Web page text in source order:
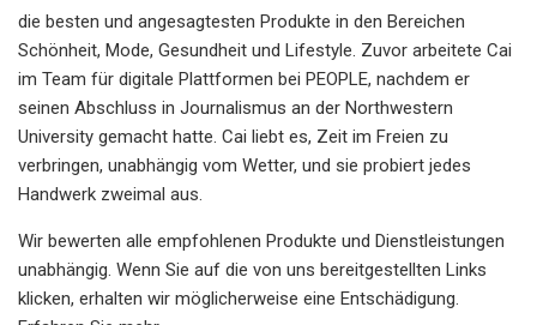
die besten und angesagtesten Produkte in den Bereichen
Schönheit, Mode, Gesundheit und Lifestyle. Zuvor arbeitete Cai
im Team für digitale Plattformen bei PEOPLE, nachdem er
seinen Abschluss in Journalismus an der Northwestern
University gemacht hatte. Cai liebt es, Zeit im Freien zu
verbringen, unabhängig vom Wetter, und sie probiert jedes
Handwerk zweimal aus.
Wir bewerten alle empfohlenen Produkte und Dienstleistungen
unabhängig. Wenn Sie auf die von uns bereitgestellten Links
klicken, erhalten wir möglicherweise eine Entschädigung.